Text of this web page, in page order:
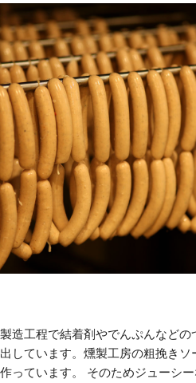
造工程で結着剤やでんぷんなどの
しています。燻製工房の粗挽きソ
っています。 そのためジューシ